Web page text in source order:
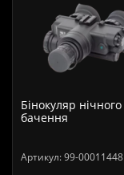
Бінокуляр нічного
бачення
Артикул:99-00011448